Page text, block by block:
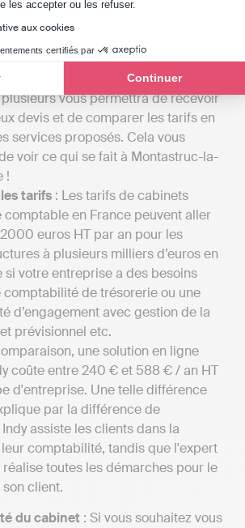
les accepter ou les refuser.
aux cookies
certifiés par
Continuer
en fonction de la lettre de
de services proposés par un
peut être très importante. En
vous permettra de recevoir
devis et de comparer les tarifs en
services proposés. Cela vous
voir ce qui se fait à Montastruc-la-
!
tarifs : Les tarifs de cabinets
comptable en France peuvent aller
euros HT par an pour les
à plusieurs milliers d’euros en
si votre entreprise a des besoins
de trésorerie ou une
d’engagement avec gestion de la
prévisionnel etc.
une solution en ligne
coûte entre 240 € et 588 € / an HT
d'entreprise. Une telle différence
par la différence de
assiste les clients dans la
comptabilité, tandis que l'expert
toutes les démarches pour le
client.
du cabinet : Si vous souhaitez vous